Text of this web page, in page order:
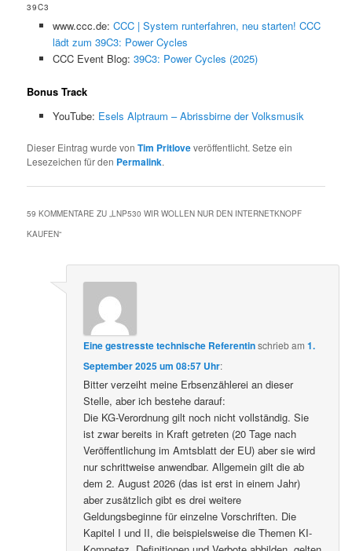
39C3
www.ccc.de: CCC | System runterfahren, neu starten! CCC
lädt zum 39C3: Power Cycles
CCC Event Blog: 39C3: Power Cycles (2025)
Bonus Track
YouTube: Esels Alptraum – Abrissbirne der Volksmusik
Dieser Eintrag wurde vonTim Pritloveveröffentlicht. Setze ein
Lesezeichen für den Permalink.
59 KOMMENTARE ZU „LNP530 WIR WOLLEN NUR DEN INTERNETKNOPF
KAUFEN“
Eine gestresste technische Referentinschriebam1.
September 2025 um 08:57 Uhr:
Bitter verzeiht meine Erbsenzählerei an dieser
Stelle, aber ich bestehe darauf:
Die KG-Verordnung gilt noch nicht vollständig. Sie
ist zwar bereits in Kraft getreten (20 Tage nach
Veröffentlichung im Amtsblatt der EU) aber sie wird
nur schrittweise anwendbar. Allgemein gilt die ab
dem 2. August 2026 (das ist erst in einem Jahr)
aber zusätzlich gibt es drei weitere
Geldungsbeginne für einzelne Vorschriften. Die
Kapitel I und II, die beispielsweise die Themen KI-